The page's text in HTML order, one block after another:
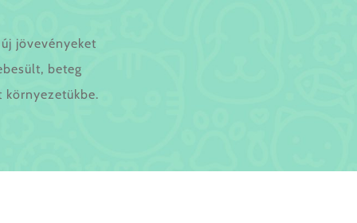
jövevényeket
beteg
környezetükbe.